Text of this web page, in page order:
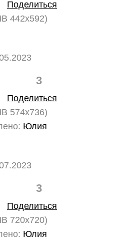
Поделиться
442x592)
3
Поделиться
574x736)
Юлия
3
Поделиться
720x720)
Юлия